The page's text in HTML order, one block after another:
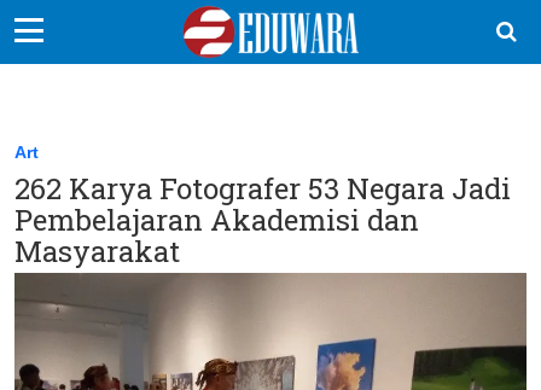
Sekolah Kita
Vokasi
Kampus
Idea
EduDana
Art
262 Karya Fotografer 53 Negara Jadi
Pembelajaran Akademisi dan
Masyarakat